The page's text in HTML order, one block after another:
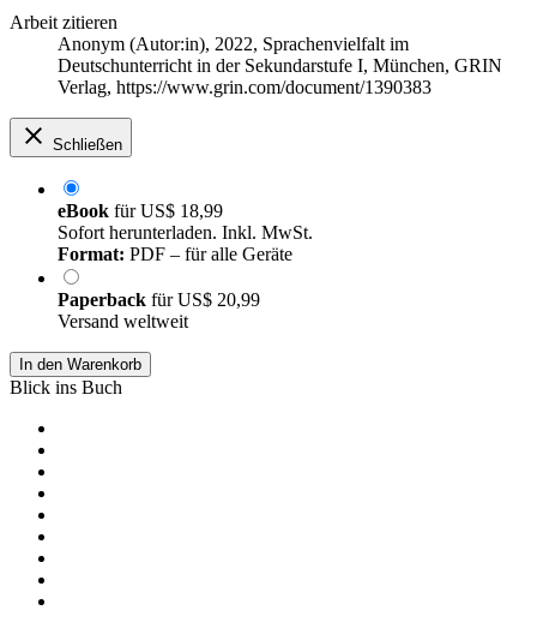
Arbeit zitieren
Anonym (Autor:in), 2022, Sprachenvielfalt im
Deutschunterricht in der Sekundarstufe I, München, GRIN
Verlag, https://www.grin.com/document/1390383
Schließen
eBook fürUS$ 18,99
Sofort herunterladen. Inkl. MwSt.
Format: PDF – für alle Geräte
Paperback fürUS$ 20,99
Versand weltweit
In den Warenkorb
Blick ins Buch